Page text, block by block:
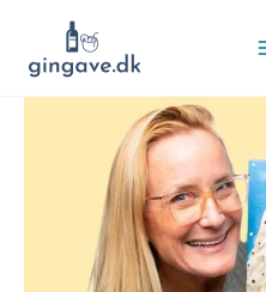
indholdet